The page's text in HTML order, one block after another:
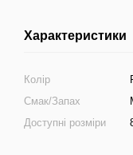
Характеристики
Колір
Смак/Запах
Доступні розміри